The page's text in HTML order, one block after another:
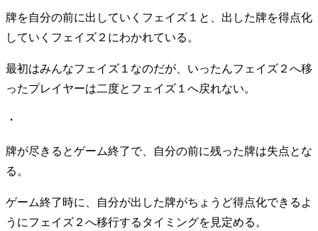
牌を自分の前に出していくフェイズ１と、出した牌を得点化
していくフェイズ２にわかれている。
最初はみんなフェイズ１なのだが、いったんフェイズ２へ移
ったプレイヤーは二度とフェイズ１へ戻れない。
・
牌が尽きるとゲーム終了で、自分の前に残った牌は失点とな
る。
ゲーム終了時に、自分が出した牌がちょうど得点化できるよ
うにフェイズ２へ移行するタイミングを見定める。